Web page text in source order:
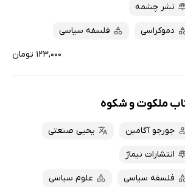
نشر چشمه
دموکراسی فلسفه سیاسی
۱۲۳,۰۰۰ تومان
ملکوت و شکوه
جورجو آگامبن یحیی صنعتی
انتشارات نیماژ
فلسفه سیاسی علوم سیاسی